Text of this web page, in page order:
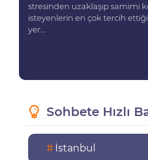
stresinden uzaklaşıp samimi
isteyenlerin en çok tercih
yer...
Sohbete Hızlı
# İstanbul